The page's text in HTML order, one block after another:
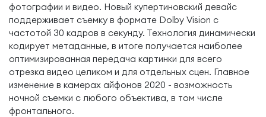
фотографии и видео. Новый купертиновский девайс
поддерживает съемку в формате Dolby Vision с
частотой 30 кадров в секунду. Технология динамически
кодирует метаданные, в итоге получается наиболее
оптимизированная передача картинки для всего
отрезка видео целиком и для отдельных сцен. Главное
изменение в камерах айфонов 2020 - возможность
ночной съемки с любого объектива, в том числе
фронтального.